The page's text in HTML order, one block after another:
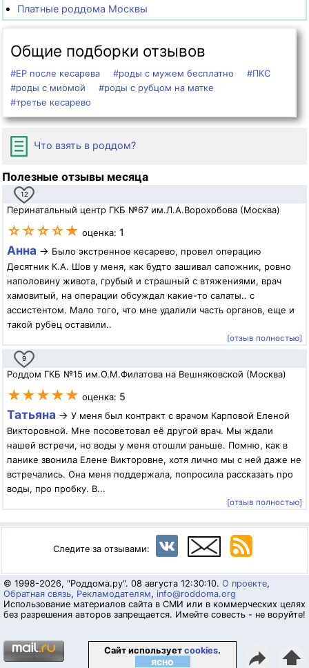
Платные роддома Москвы
Общие подборки отзывов
#ЕР после кесарева #роды с мужем бесплатно
#ПКС
#роды с миомой
#роды с рубцом на матке
#третье кесарево
Что взять в роддом?
Полезные отзывы месяца
12
Перинатальный центр ГКБ №67 им.Л.А.Ворохобова (Москва)
☆☆☆☆★ оценка: 1
Анна → Было экстренное кесарево, провел операцию
Десятник К.А. Шов у меня, как будто зашивал сапожник, ровно
наполовину живота, грубый и страшный с втяжениями, врач
хамовитый, на операции обсуждал какие-то салаты.. с
ассистентом. Мало того, что мне удалили часть органов, еще и
такой рубец оставили..
[отзыв полностью]
9
Роддом ГКБ №15 им.О.М.Филатова на Вешняковской (Москва)
★★★★★ оценка: 5
Татьяна → У меня был контракт с врачом Карповой Еленой
Викторовной. Мне посоветовал её другой врач. Мы ждали
нашей встречи, но воды у меня отошли раньше. Помню, как в
панике звонила Елене Викторовне, хотя лично мы с ней даже не
встречались. Она меня поддержала, попросила рассказать про
воды, про пробку. В...
[отзыв полностью]
Сайт использует cookies.
ясно ⬆
Следите за отзывами:
© 1998-2026, "Роддома.ру". 08 августа 12:30:10. О проекте,
Обратная связь, Рекламодателям, info@roddoma.org
Использование материалов сайта в СМИ или в коммерческих целях
без разрешения авторов запрещается. Имейте совесть - не воруйте!